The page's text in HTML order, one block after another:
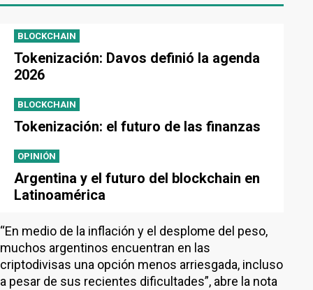
BLOCKCHAIN
Tokenización: Davos definió la agenda
2026
BLOCKCHAIN
Tokenización: el futuro de las finanzas
OPINIÓN
Argentina y el futuro del blockchain en
Latinoamérica
“En medio de la inflación y el desplome del peso,
muchos argentinos encuentran en las
criptodivisas una opción menos arriesgada, incluso
a pesar de sus recientes dificultades”, abre la nota